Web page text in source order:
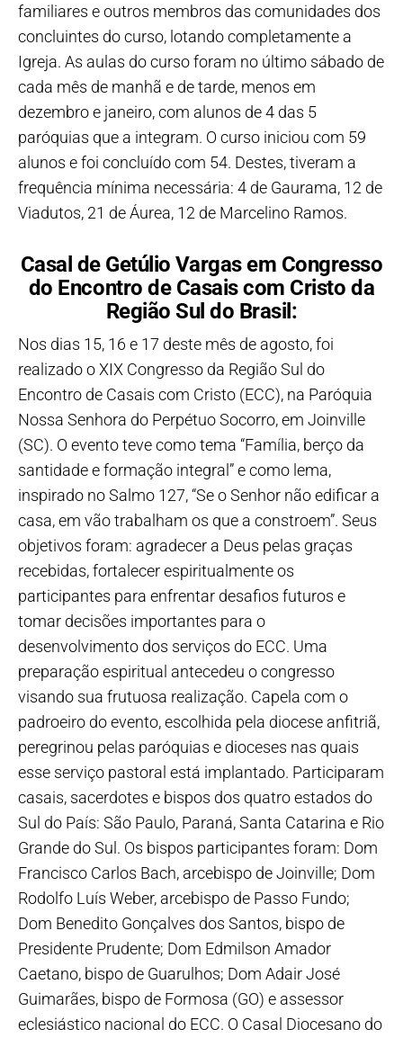
familiares e outros membros das comunidades dos
concluintes do curso, lotando completamente a
Igreja. As aulas do curso foram no último sábado de
cada mês de manhã e de tarde, menos em
dezembro e janeiro, com alunos de 4 das 5
paróquias que a integram. O curso iniciou com 59
alunos e foi concluído com 54. Destes, tiveram a
frequência mínima necessária: 4 de Gaurama, 12 de
Viadutos, 21 de Áurea, 12 de Marcelino Ramos.
Casal de Getúlio Vargas em Congresso
do Encontro de Casais com Cristo da
Região Sul do Brasil:
Nos dias 15, 16 e 17 deste mês de agosto, foi
realizado o XIX Congresso da Região Sul do
Encontro de Casais com Cristo (ECC), na Paróquia
Nossa Senhora do Perpétuo Socorro, em Joinville
(SC). O evento teve como tema “Família, berço da
santidade e formação integral” e como lema,
inspirado no Salmo 127, “Se o Senhor não edificar a
casa, em vão trabalham os que a constroem”. Seus
objetivos foram: agradecer a Deus pelas graças
recebidas, fortalecer espiritualmente os
participantes para enfrentar desafios futuros e
tomar decisões importantes para o
desenvolvimento dos serviços do ECC. Uma
preparação espiritual antecedeu o congresso
visando sua frutuosa realização. Capela com o
padroeiro do evento, escolhida pela diocese anfitriã,
peregrinou pelas paróquias e dioceses nas quais
esse serviço pastoral está implantado. Participaram
casais, sacerdotes e bispos dos quatro estados do
Sul do País: São Paulo, Paraná, Santa Catarina e Rio
Grande do Sul. Os bispos participantes foram: Dom
Francisco Carlos Bach, arcebispo de Joinville; Dom
Rodolfo Luís Weber, arcebispo de Passo Fundo;
Dom Benedito Gonçalves dos Santos, bispo de
Presidente Prudente; Dom Edmilson Amador
Caetano, bispo de Guarulhos; Dom Adair José
Guimarães, bispo de Formosa (GO) e assessor
eclesiástico nacional do ECC. O Casal Diocesano do